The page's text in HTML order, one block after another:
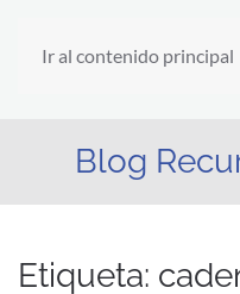
Ir al contenido principal
Blog
Etiqueta: